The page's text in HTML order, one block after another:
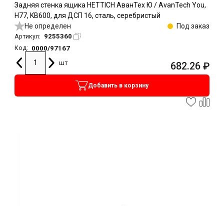
Задняя стенка ящика HETTICH АванТех Ю / AvanTech You,
H77, KB600, для ДСП 16, сталь, серебристый
Не определен
Под заказ
Артикул: 9255360
Код:
0000/97167
шт
682.26 ₽
Добавить в корзину